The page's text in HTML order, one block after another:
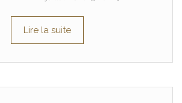
Lire la suite